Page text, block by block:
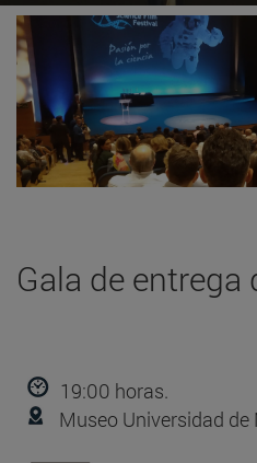
Gala de entrega
19:00 horas.
Museo Universidad de